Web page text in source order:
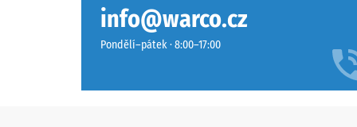
potřeby lze jednotlivé dlaždice vyměnit.
béžové
pískové
Třída
info@warco.cz
Pondělí–pátek · 8:00–17:00